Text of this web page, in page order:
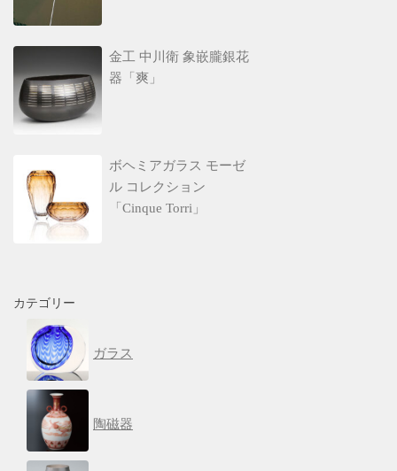
金工 中川衛 象嵌朧銀花
器「爽」
ボヘミアガラス モーゼ
ル コレクション
「Cinque Torri」
カテゴリー
ガラス
陶磁器